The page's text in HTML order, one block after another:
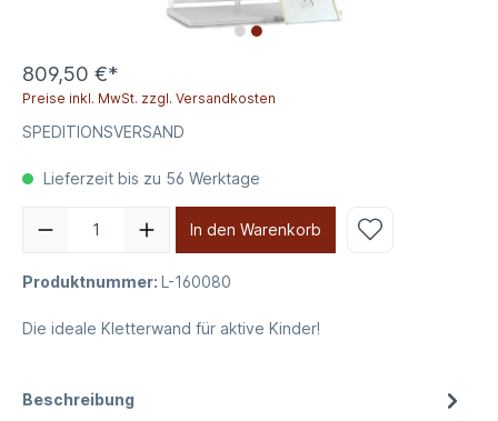
809,50 €*
Preise inkl. MwSt. zzgl. Versandkosten
SPEDITIONSVERSAND
Lieferzeit bis zu 56 Werktage
In den Warenkorb
Produktnummer: L-160080
Die ideale Kletterwand für aktive Kinder!
Beschreibung